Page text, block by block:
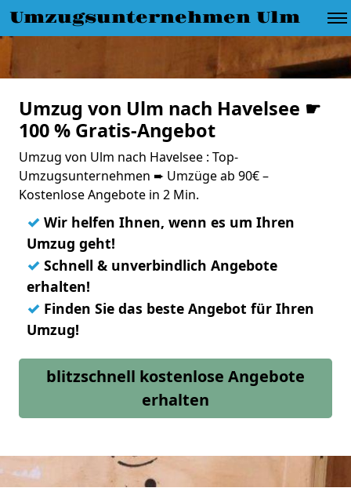
Umzugsunternehmen Ulm
Umzug von Ulm nach Havelsee ☛
100 % Gratis-Angebot
Umzug von Ulm nach Havelsee : Top-
Umzugsunternehmen ➨ Umzüge ab 90€ –
Kostenlose Angebote in 2 Min.
✓ Wir helfen Ihnen, wenn es um Ihren
Umzug geht!
✓ Schnell & unverbindlich Angebote
erhalten!
✓ Finden Sie das beste Angebot für Ihren
Umzug!
blitzschnell kostenlose Angebote
erhalten